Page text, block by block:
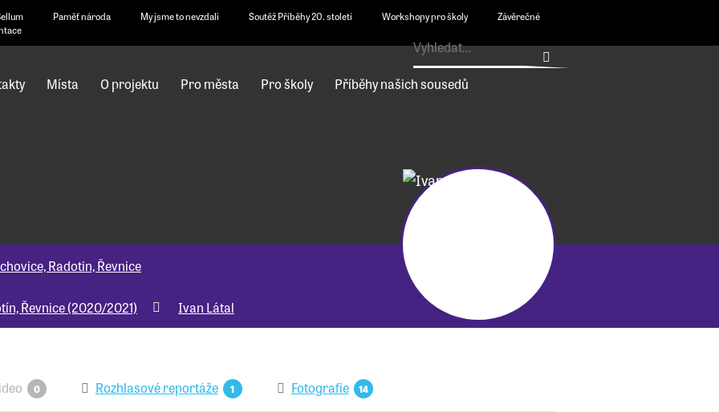
Paměť národa My jsme to nevzdali Soutěž Příběhy 20. století Workshopy pro školy
Závěrečné
Místa O projektu Pro města Pro školy Příběhy našich sousedů
Radotin, Řevnice
Řevnice (2020/2021) Ivan Látal
0 Rozhlasové reportáže 1 Fotografie 14